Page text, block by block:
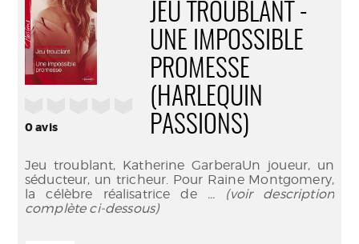
0avis
JEU TROUBLANT -
UNE IMPOSSIBLE
PROMESSE
(HARLEQUIN
PASSIONS)
Jeu troublant, Katherine GarberaUn joueur, un
séducteur, un tricheur. Pour Raine Montgomery,
la célèbre réalisatrice de ... (voir description
complète ci-dessous)